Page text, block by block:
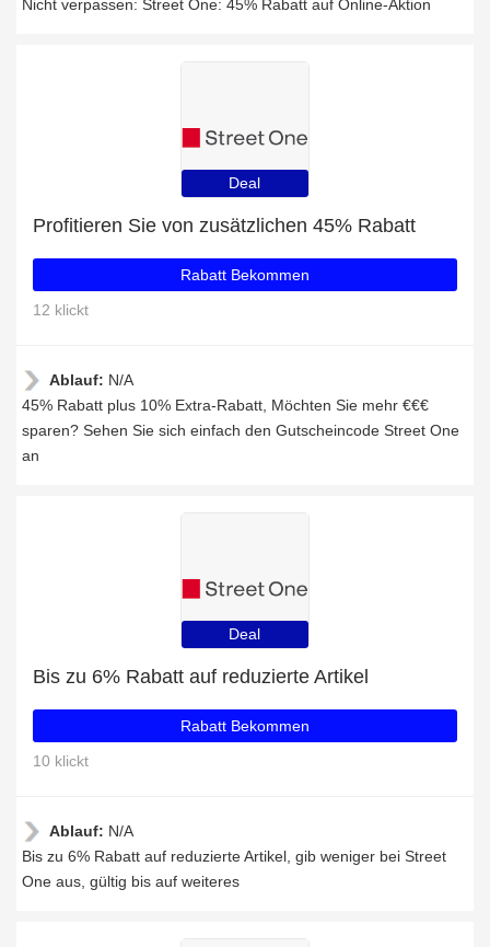
Nicht verpassen: Street One: 45% Rabatt auf Online-Aktion
Deal
Profitieren Sie von zusätzlichen 45% Rabatt
Rabatt Bekommen
12 klickt
Ablauf: N/A
45% Rabatt plus 10% Extra-Rabatt, Möchten Sie mehr €€€
sparen? Sehen Sie sich einfach den Gutscheincode Street One
an
Deal
Bis zu 6% Rabatt auf reduzierte Artikel
Rabatt Bekommen
10 klickt
Ablauf: N/A
Bis zu 6% Rabatt auf reduzierte Artikel, gib weniger bei Street
One aus, gültig bis auf weiteres